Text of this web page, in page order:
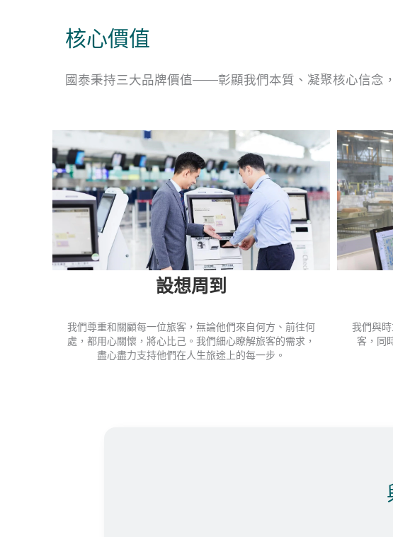
核心價值
國泰秉持三大品牌價值——彰顯我們本質、凝聚核心信念
設想周到
我們尊重和關顧每一位旅客，無論他們來自何方、前往何
處，都用心關懷，將心比己。我們細心瞭解旅客的需求，
盡心盡力支持他們在人生旅途上的每一步。
我們與
客，同